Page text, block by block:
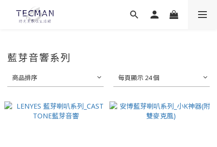
藍芽音響系列
商品排序 每頁顯示 24 個